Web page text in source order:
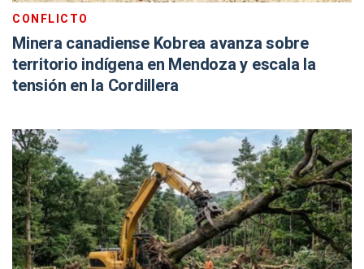
CONFLICTO
Minera canadiense Kobrea avanza sobre
territorio indígena en Mendoza y escala la
tensión en la Cordillera